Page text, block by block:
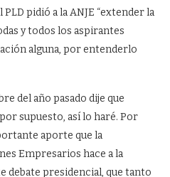
pidió a la ANJE “extender la
y todos los aspirantes
alguna, por entenderlo
del año pasado dije que
supuesto, así lo haré. Por
aporte que la
Empresarios hace a la
debate presidencial, que tanto